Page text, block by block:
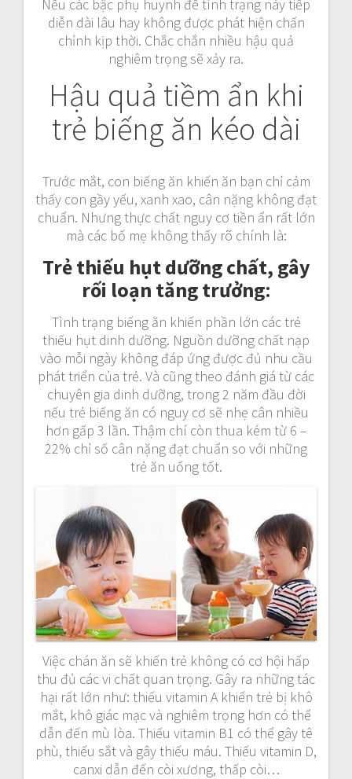
Nếu các bậc phụ huynh để tình trạng này tiếp
diễn dài lâu hay không được phát hiện chấn
chỉnh kịp thời. Chắc chắn nhiều hậu quả
nghiêm trọng sẽ xảy ra.
Hậu quả tiềm ẩn khi
trẻ biếng ăn kéo dài
Trước mắt, con biếng ăn khiến ăn bạn chỉ cảm
thấy con gầy yếu, xanh xao, cân nặng không đạt
chuẩn. Nhưng thực chất nguy cơ tiền ẩn rất lớn
mà các bố mẹ không thấy rõ chính là:
Trẻ thiếu hụt dưỡng chất, gây
rối loạn tăng trưởng:
Tình trạng biếng ăn khiến phần lớn các trẻ
thiếu hụt dinh dưỡng. Nguồn dưỡng chất nạp
vào mỗi ngày không đáp ứng được đủ nhu cầu
phát triển của trẻ. Và cũng theo đánh giá từ các
chuyên gia dinh dưỡng, trong 2 năm đầu đời
nếu trẻ biếng ăn có nguy cơ sẽ nhẹ cân nhiều
hơn gấp 3 lần. Thậm chí còn thua kém từ 6 –
22% chỉ số cân nặng đạt chuẩn so với những
trẻ ăn uống tốt.
Việc chán ăn sẽ khiến trẻ không có cơ hội hấp
thu đủ các vi chất quan trọng. Gây ra những tác
hại rất lớn như: thiếu vitamin A khiến trẻ bị khô
mắt, khô giác mạc và nghiêm trọng hơn có thể
dẫn đến mù lòa. Thiếu vitamin B1 có thể gây tê
phù, thiếu sắt và gây thiếu máu. Thiếu vitamin D,
canxi dẫn đến còi xương, thấp còi…